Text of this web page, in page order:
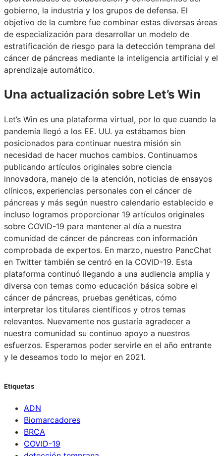
gobierno, la industria y los grupos de defensa. El
objetivo de la cumbre fue combinar estas diversas áreas
de especialización para desarrollar un modelo de
estratificación de riesgo para la detección temprana del
cáncer de páncreas mediante la inteligencia artificial y el
aprendizaje automático.
Una actualización sobre Let’s Win
Let’s Win es una plataforma virtual, por lo que cuando la
pandemia llegó a los EE. UU. ya estábamos bien
posicionados para continuar nuestra misión sin
necesidad de hacer muchos cambios. Continuamos
publicando artículos originales sobre ciencia
innovadora, manejo de la atención, noticias de ensayos
clínicos, experiencias personales con el cáncer de
páncreas y más según nuestro calendario establecido e
incluso logramos proporcionar 19 artículos originales
sobre COVID-19 para mantener al día a nuestra
comunidad de cáncer de páncreas con información
comprobada de expertos. En marzo, nuestro PancChat
en Twitter también se centró en la COVID-19. Esta
plataforma continuó llegando a una audiencia amplia y
diversa con temas como educación básica sobre el
cáncer de páncreas, pruebas genéticas, cómo
interpretar los titulares científicos y otros temas
relevantes. Nuevamente nos gustaría agradecer a
nuestra comunidad su continuo apoyo a nuestros
esfuerzos. Esperamos poder servirle en el año entrante
y le deseamos todo lo mejor en 2021.
Etiquetas
ADN
Biomarcadores
BRCA
COVID-19